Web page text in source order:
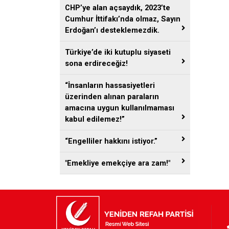
CHP’ye alan açsaydık, 2023’te
Cumhur İttifakı’nda olmaz, Sayın
Erdoğan’ı desteklemezdik.
Türkiye’de iki kutuplu siyaseti
sona erdireceğiz!
“İnsanların hassasiyetleri
üzerinden alınan paraların
amacına uygun kullanılmaması
kabul edilemez!”
“Engelliler hakkını istiyor.”
"Emekliye emekçiye ara zam!"